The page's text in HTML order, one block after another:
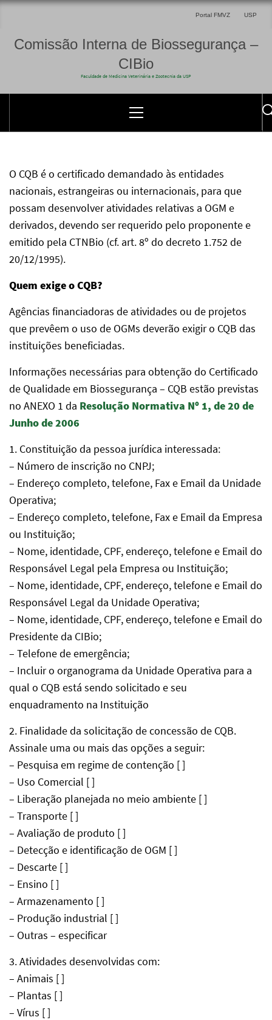
Portal FMVZ USP
Comissão Interna de Biossegurança –
CIBio
Faculdade de Medicina Veterinária e Zootecnia da USP
O CQB é o certificado demandado às entidades
nacionais, estrangeiras ou internacionais, para que
possam desenvolver atividades relativas a OGM e
derivados, devendo ser requerido pelo proponente e
emitido pela CTNBio (cf. art. 8º do decreto 1.752 de
20/12/1995).
Quem exige o CQB?
Agências financiadoras de atividades ou de projetos
que prevêem o uso de OGMs deverão exigir o CQB das
instituições beneficiadas.
Informações necessárias para obtenção do Certificado
de Qualidade em Biossegurança – CQB estão previstas
no ANEXO 1 da Resolução Normativa Nº 1, de 20 de
Junho de 2006
1. Constituição da pessoa jurídica interessada:
– Número de inscrição no CNPJ;
– Endereço completo, telefone, Fax e Email da Unidade
Operativa;
– Endereço completo, telefone, Fax e Email da Empresa
ou Instituição;
– Nome, identidade, CPF, endereço, telefone e Email do
Responsável Legal pela Empresa ou Instituição;
– Nome, identidade, CPF, endereço, telefone e Email do
Responsável Legal da Unidade Operativa;
– Nome, identidade, CPF, endereço, telefone e Email do
Presidente da CIBio;
– Telefone de emergência;
– Incluir o organograma da Unidade Operativa para a
qual o CQB está sendo solicitado e seu
enquadramento na Instituição
2. Finalidade da solicitação de concessão de CQB.
Assinale uma ou mais das opções a seguir:
– Pesquisa em regime de contenção [ ]
– Uso Comercial [ ]
– Liberação planejada no meio ambiente [ ]
– Transporte [ ]
– Avaliação de produto [ ]
– Detecção e identificação de OGM [ ]
– Descarte [ ]
– Ensino [ ]
– Armazenamento [ ]
– Produção industrial [ ]
– Outras – especificar
3. Atividades desenvolvidas com:
– Animais [ ]
– Plantas [ ]
– Vírus [ ]